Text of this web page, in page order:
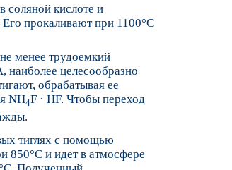
соляной кислоте и
прокаливают при 1100°C
менее трудоемкий
целесообразно
обрабатывая ее
NH4F · HF. Чтобы переход
тиглях с помощью
850°C и идет в атмосфере